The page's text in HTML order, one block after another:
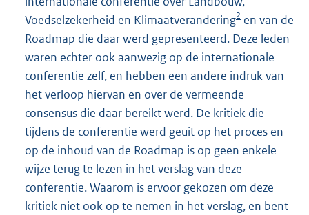
Voedselzekerheid en Klimaatverandering2 en van de
Roadmap die daar werd gepresenteerd. Deze leden
waren echter ook aanwezig op de internationale
conferentie zelf, en hebben een andere indruk van
het verloop hiervan en over de vermeende
consensus die daar bereikt werd. De kritiek die
tijdens de conferentie werd geuit op het proces en
op de inhoud van de Roadmap is op geen enkele
wijze terug te lezen in het verslag van deze
conferentie. Waarom is ervoor gekozen om deze
kritiek niet ook op te nemen in het verslag, en bent